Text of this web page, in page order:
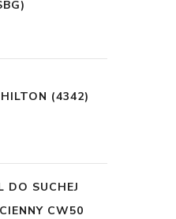
(4342)
DO SUCHEJ
CW50